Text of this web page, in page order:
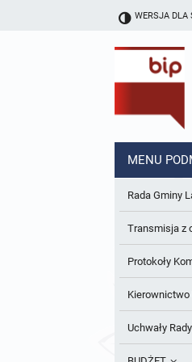
WERSJA DLA
MENU
Rada Gminy
Sesje Rady
Skład Rady
Interpelacje i
Komisje
Transmisja z
Protokoły
Komisja
Komisja
Kierownictwo
Wójt
Uchwały